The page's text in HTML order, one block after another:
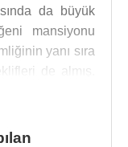
da büyük
mansiyonu
yanı sıra
de almış.
yağmaya